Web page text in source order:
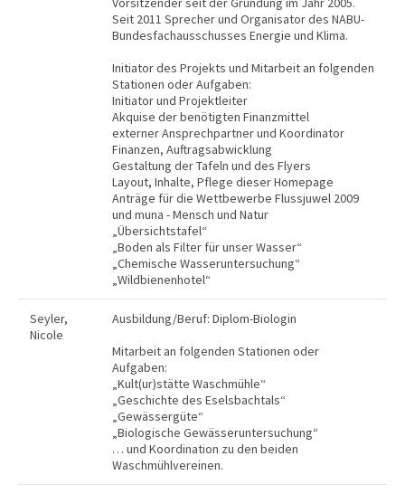
Seit 2011 Sprecher und Organisator des NABU-
Bundesfachausschusses Energie und Klima.
Initiator des Projekts und Mitarbeit an folgenden
Stationen oder Aufgaben:
Initiator und Projektleiter
Akquise der benötigten Finanzmittel
externer Ansprechpartner und Koordinator
Finanzen, Auftragsabwicklung
Gestaltung der Tafeln und des Flyers
Layout, Inhalte, Pflege dieser Homepage
Anträge für die Wettbewerbe Flussjuwel 2009
und muna - Mensch und Natur
„Übersichtstafel“
„Boden als Filter für unser Wasser“
„Chemische Wasseruntersuchung“
„Wildbienenhotel“
Seyler,
Nicole
Ausbildung/Beruf: Diplom-Biologin
Mitarbeit an folgenden Stationen oder
Aufgaben:
„Kult(ur)stätte Waschmühle“
„Geschichte des Eselsbachtals“
„Gewässergüte“
„Biologische Gewässeruntersuchung“
… und Koordination zu den beiden
Waschmühlvereinen.